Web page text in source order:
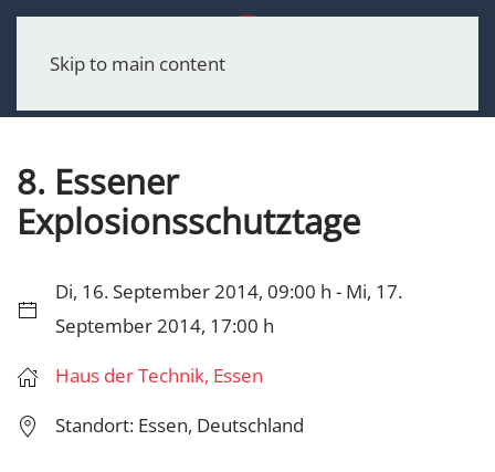
Skip to main content
Menu
8. Essener
Explosionsschutztage
Di, 16. September 2014, 09:00 h - Mi, 17.
September 2014, 17:00 h
Haus der Technik, Essen
Standort: Essen, Deutschland